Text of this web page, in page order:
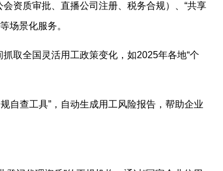
资质审批、直播公司注册、税务合规）、“共享
场景化服务。
取全国灵活用工政策变化，如2025年各地“个
自查工具”，自动生成用工风险报告，帮助企业